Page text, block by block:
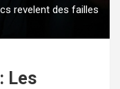
revelent des failles
Les